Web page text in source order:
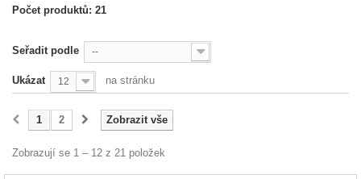
Počet produktů: 21
Seřadit podle --
Ukázat 12 na stránku
Zobrazit vše
1 2
Zobrazují se 1 – 12 z 21 položek